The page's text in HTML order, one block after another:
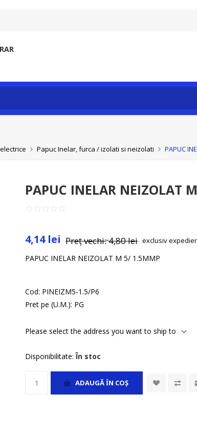
Papuc Inelar, furca / izolati si neizolati PAPUC
PAPUC INELAR NEIZOLAT
4,14 lei Preț vechi:4,80 lei exclusiv
PAPUC INELAR NEIZOLAT M 5/ 1.5MMP
Cod: PINEIZM5-1.5/P6
Pret pe (U.M.): PG
Please select the address you want to ship to
Disponibilitate: În stoc
ADAUGĂ ȊN COŞ